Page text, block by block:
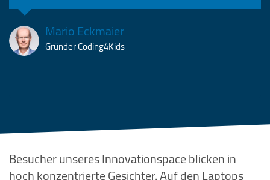
Mario Eckmaier
Gründer Coding4Kids
Besucher unseres Innovationspace blicken in
hoch konzentrierte Gesichter. Auf den Laptops